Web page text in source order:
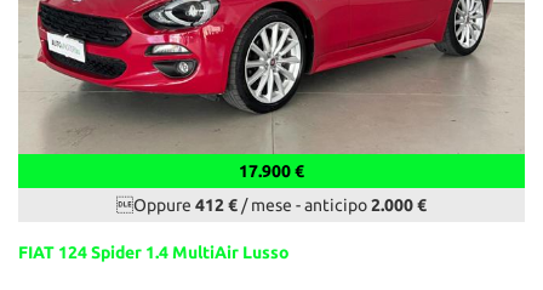
17.900 €
Oppure 412 €/ mese -anticipo2.000 €
FIAT 124 Spider 1.4 MultiAir Lusso